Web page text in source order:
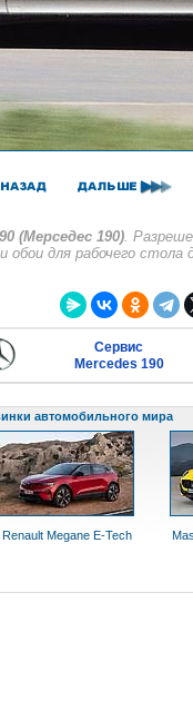
(Мерседес 190).
обои для рабочего стола
Сервис
Mercedes 190
автомобильного мира
Renault Megane E-Tech